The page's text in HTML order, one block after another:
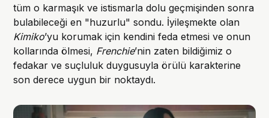
tüm o karmaşık ve istismarla dolu geçmişinden sonra
bulabileceği en "huzurlu" sondu. İyileşmekte olan
Kimiko’yu korumak için kendini feda etmesi ve onun
kollarında ölmesi, Frenchie’nin zaten bildiğimiz o
fedakar ve suçluluk duygusuyla örülü karakterine
son derece uygun bir noktaydı.